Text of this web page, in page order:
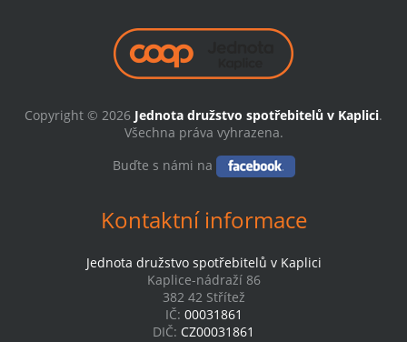
Copyright © 2026 Jednota družstvo spotřebitelů v Kaplici.
Všechna práva vyhrazena.
Buďte s námi na
Kontaktní informace
Jednota družstvo spotřebitelů v Kaplici
Kaplice-nádraží 86
382 42 Střítež
IČ: 00031861
DIČ: CZ00031861